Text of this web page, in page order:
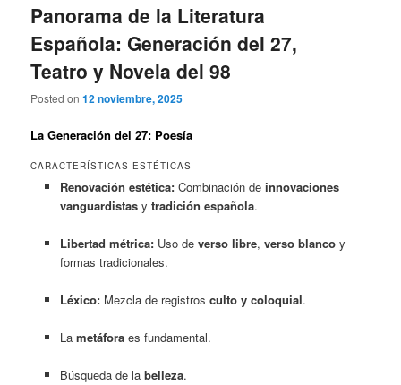
Panorama de la Literatura
Española: Generación del 27,
Teatro y Novela del 98
Posted on12 noviembre, 2025
La Generación del 27: Poesía
CARACTERÍSTICAS ESTÉTICAS
Renovación estética:Combinación de innovaciones
vanguardistasy tradición española.
Libertad métrica:Uso de verso libre, verso blancoy
formas tradicionales.
Léxico:Mezcla de registros culto y coloquial.
La metáforaes fundamental.
Búsqueda de la belleza.